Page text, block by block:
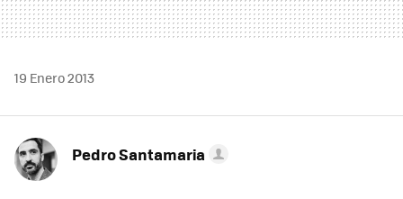
19 Enero 2013
Pedro Santamaria